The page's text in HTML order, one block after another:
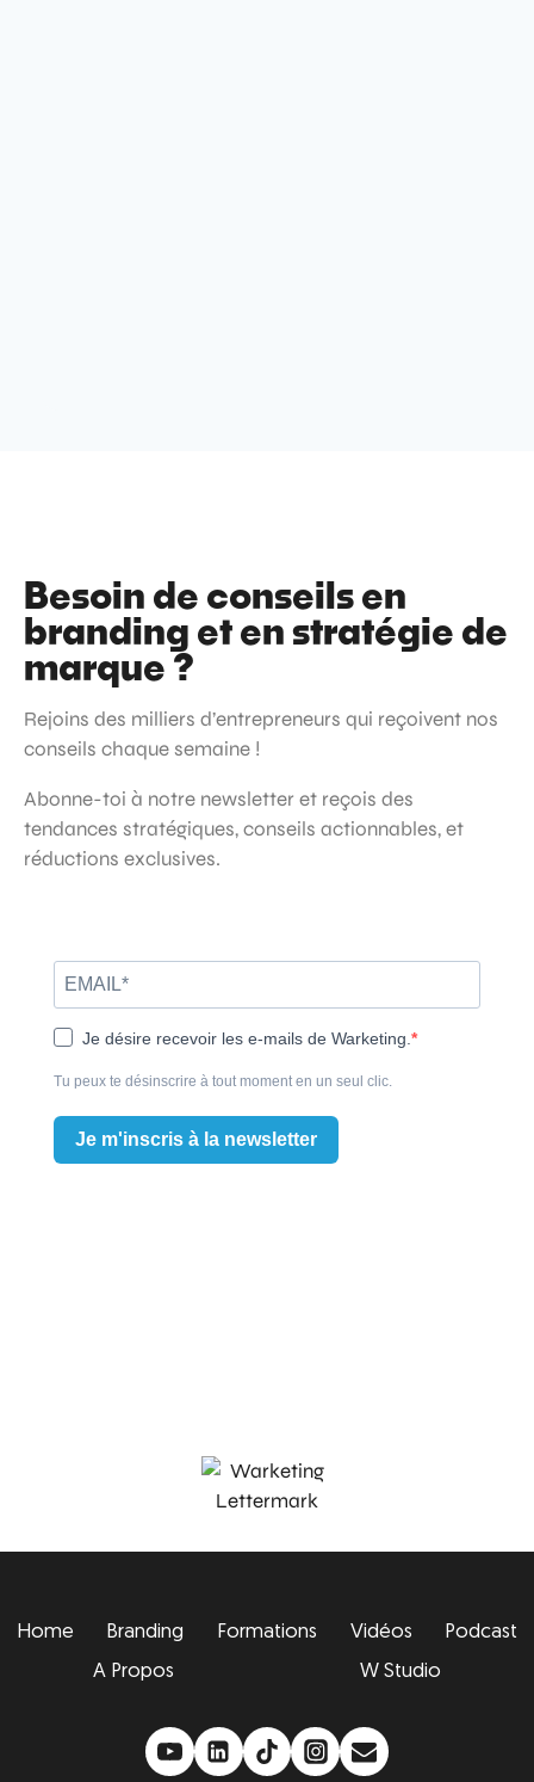
Besoin de conseils en
branding et en stratégie de
marque ?
Rejoins des milliers d’entrepreneurs qui reçoivent nos
conseils chaque semaine !
Abonne-toi à notre newsletter et reçois des
tendances stratégiques, conseils actionnables, et
réductions exclusives.
Je désire recevoir les e-mails de Warketing.
Tu peux te désinscrire à tout moment en un seul clic.
Je m'inscris à la newsletter
Home Branding Formations Vidéos
Podcast
A Propos
W Studio